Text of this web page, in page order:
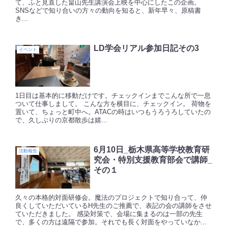
て、ふと見直した畠山先生講演会上映を中心にしたこの企画。
SNSなどで知り合いの方々の動向を知ると、新年早々、原稿書
き...
イベント LD学会リアル参加日記その3
1日目は基本的に移動だけです。チェックインまでこんな所で一息
ついて仕事しまして。 こんな方を横目に、チェックイン。 荷物を
置いて、ちょっと町中へ。ATACの時はいつもうろうろしていたの
で、久しぶりの京都散歩は嬉...
活動報告
6月10日_栃木県高等学校教育研
究会・特別支援教育部会で講師_
その１
久々の本格的対面研修会。魔法のプロジェクトで知り合って、仲
良くしていただいているH先生のご推薦で、表記の会の講師をさせ
ていただきました。 感染対策で、会場に集まるのは一部の先生
で、多くの方は遠隔で参加。それでも長く対面をやっていなか...